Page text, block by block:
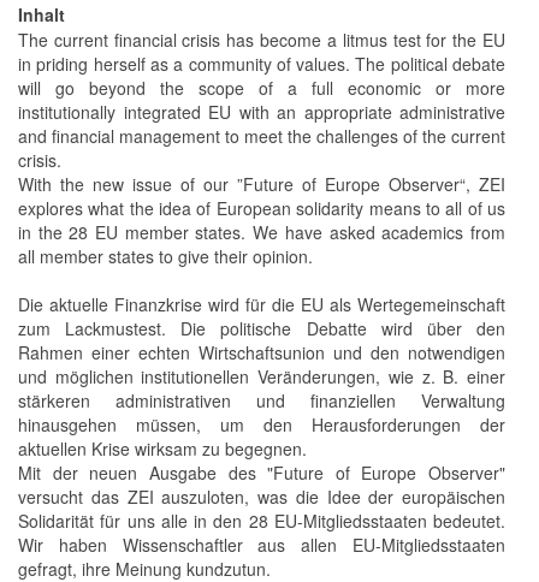
Inhalt
The current financial crisis has become a litmus test for the EU
in priding herself as a community of values. The political debate
will go beyond the scope of a full economic or more
institutionally integrated EU with an appropriate administrative
and financial management to meet the challenges of the current
crisis.
With the new issue of our ”Future of Europe Observer“, ZEI
explores what the idea of European solidarity means to all of us
in the 28 EU member states. We have asked academics from
all member states to give their opinion.
Die aktuelle Finanzkrise wird für die EU als Wertegemeinschaft
zum Lackmustest. Die politische Debatte wird über den
Rahmen einer echten Wirtschaftsunion und den notwendigen
und möglichen institutionellen Veränderungen, wie z. B. einer
stärkeren administrativen und finanziellen Verwaltung
hinausgehen müssen, um den Herausforderungen der
aktuellen Krise wirksam zu begegnen.
Mit der neuen Ausgabe des "Future of Europe Observer"
versucht das ZEI auszuloten, was die Idee der europäischen
Solidarität für uns alle in den 28 EU-Mitgliedsstaaten bedeutet.
Wir haben Wissenschaftler aus allen EU-Mitgliedsstaaten
gefragt, ihre Meinung kundzutun.